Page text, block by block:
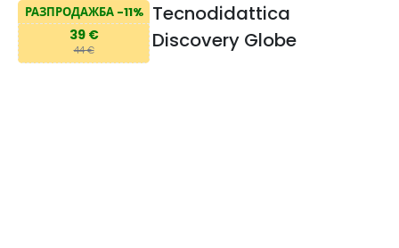
РАЗПРОДАЖБА -11%
39 €
44 €
Tecnodidattica
Discovery Globe